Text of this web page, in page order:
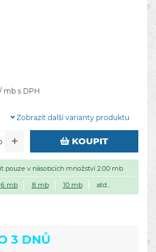
mb s DPH
Zobrazit další varianty produktu
KOUPIT
pouze v násobcích množství 2.00 mb
6 mb 8 mb 10 mb atd...
3 DNŮ